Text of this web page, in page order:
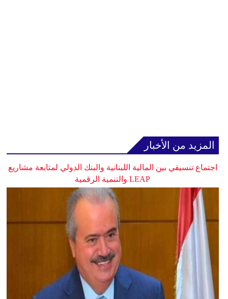
المزيد من الأخبار
اجتماع تنسيقي بين المالية اللبنانية والبنك الدولي لمتابعة مشاريع
LEAP والتنمية الرقمية